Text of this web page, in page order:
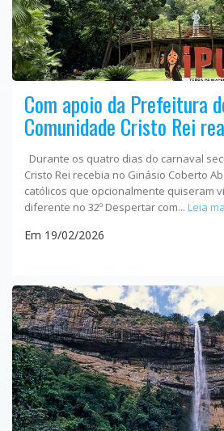
Com apoio da Prefeitura
Comunidade Cristo Rei
Durante os quatro dias do carnaval
Cristo Rei recebia no Ginásio Coberto
católicos que opcionalmente quiseram
diferente no 32º Despertar com... Leia
Em 19/02/2026